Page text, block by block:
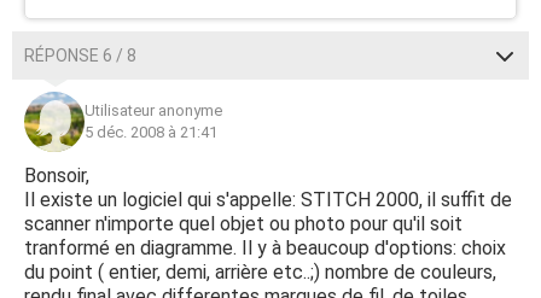
RÉPONSE 6 / 8
Utilisateur anonyme
5 déc. 2008 à 21:41
Bonsoir,
Il existe un logiciel qui s'appelle: STITCH 2000, il suffit de
scanner n'importe quel objet ou photo pour qu'il soit
tranformé en diagramme. Il y à beaucoup d'options: choix
du point ( entier, demi, arrière etc..;) nombre de couleurs,